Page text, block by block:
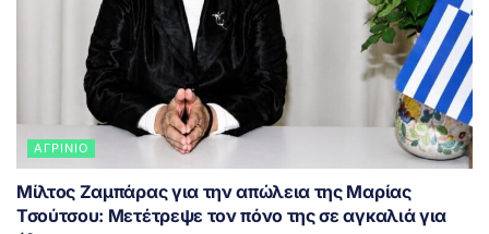
ΑΓΡΊΝΙΟ
Μίλτος Ζαμπάρας για την απώλεια της Μαρίας
Τσούτσου: Μετέτρεψε τον πόνο της σε αγκαλιά για